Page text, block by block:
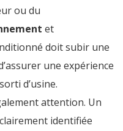
ou du
et
doit subir une
une expérience
d’usine.
attention. Un
identifiée